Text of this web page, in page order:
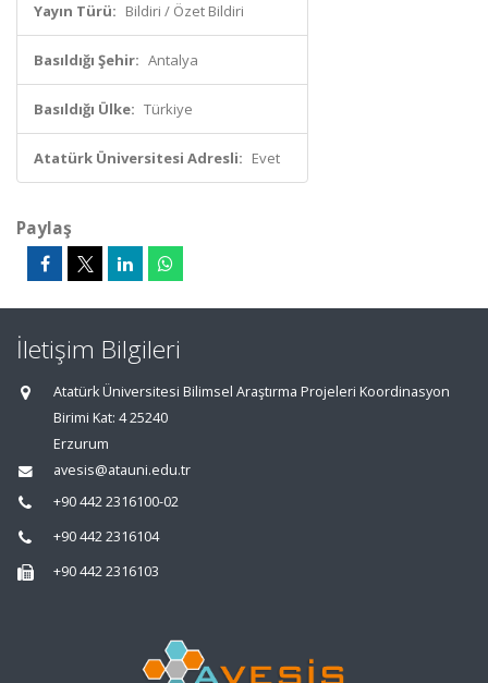
Yayın Türü: Bildiri / Özet Bildiri
Basıldığı Şehir: Antalya
Basıldığı Ülke: Türkiye
Atatürk Üniversitesi Adresli: Evet
Paylaş
İletişim Bilgileri
Atatürk Üniversitesi Bilimsel Araştırma Projeleri Koordinasyon
Birimi Kat: 4 25240
Erzurum
avesis@atauni.edu.tr
+90 442 2316100-02
+90 442 2316104
+90 442 2316103